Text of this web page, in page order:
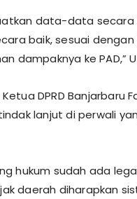
data-data
baik, sesuai
dampaknya ke PAD,”
DPRD Banjarbaru
lanjut di perwali
hukum sudah ada
daerah diharapkan